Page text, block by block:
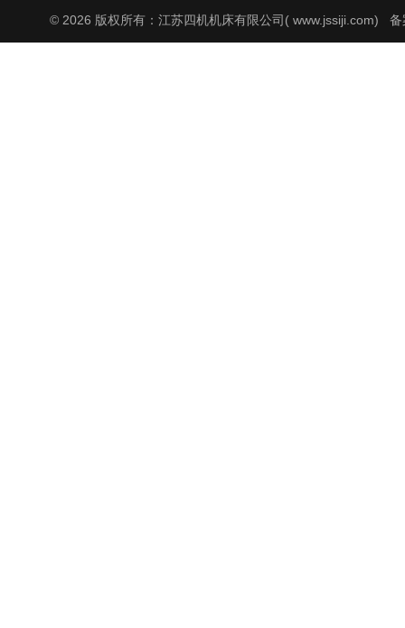
© 2026 版权所有：江苏四机机床有限公司( www.jssiji.com) 备